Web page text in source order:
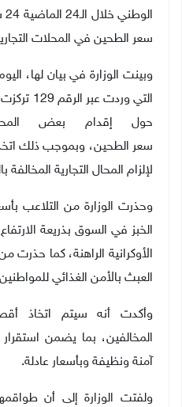
سعر الطحين في المحلات
وبينت الوزارة في بيان لها،
التي
حول إقدام بعض
سعر الطحين، وبموجب ذلك
لإلزام المحال التجارية
وحذرت الوزارة من التلاعب
الخبز في السوق بذريعة
الأوكرانية الراهنة، كما
العبث بالأمن الغذائي
وأكدت أنه سيتم اتخاذ
المخالفين، بما يضمن
آمنة ونظيفة وبأسعار عادلة.
ولفتت الوزارة إلى أن